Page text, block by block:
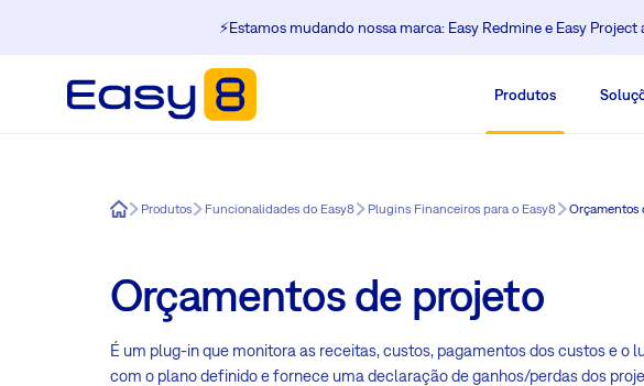
⚡️Estamos mudando nossa marca: Easy Redmine e Easy
Produtos
Easy8Produtos Funcionalidades do Easy8 Plugins Financeiros para o Easy8 Orçamentos
Orçamentos de projeto
É um plug-in que monitora as receitas, custos, pagamentos dos custos e
com o plano definido e fornece uma declaração de ganhos/perdas dos